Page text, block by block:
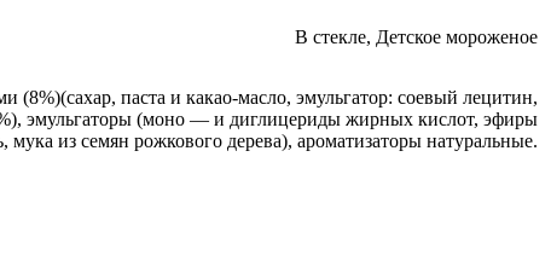
В стекле, Детское мороженое
паста и какао-масло, эмульгатор: соевый лецитин,
эмульгаторы (моно — и диглицериды жирных кислот, эфиры
из семян рожкового дерева), ароматизаторы натуральные.